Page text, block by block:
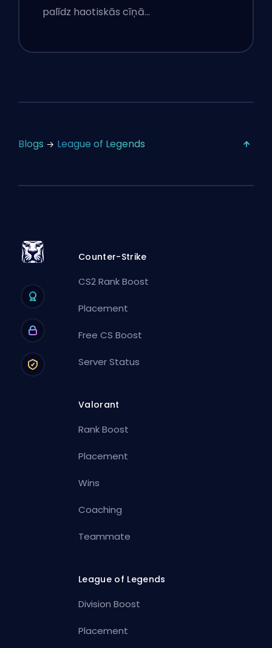
palīdz haotiskās cīņā…
Blogs League of Legends
Counter-Strike
CS2 Rank Boost
Placement
Free CS Boost
Server Status
Valorant
Rank Boost
Placement
Wins
Coaching
Teammate
League of Legends
Division Boost
Placement